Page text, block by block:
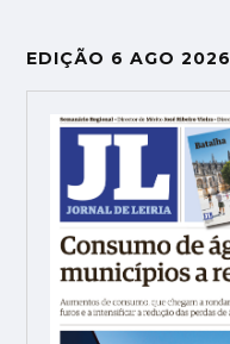
EDIÇÃO 6 AGO 2026